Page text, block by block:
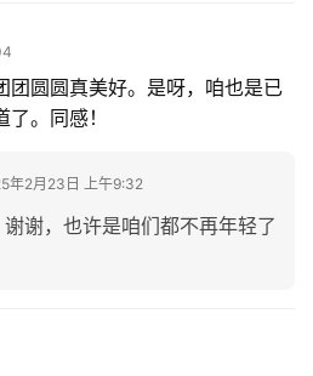
团圆圆真美好。是呀，咱也是已
。同感！
年2月23日 上午9:32
谢谢，也许是咱们都不再年轻了